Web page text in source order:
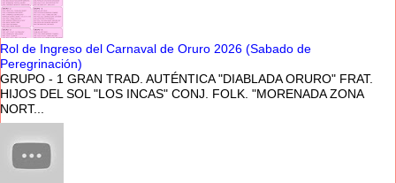
Rol de Ingreso del Carnaval de Oruro 2026 (Sabado de
Peregrinación)
GRUPO - 1 GRAN TRAD. AUTÉNTICA "DIABLADA ORURO" FRAT.
HIJOS DEL SOL "LOS INCAS" CONJ. FOLK. "MORENADA ZONA
NORT...